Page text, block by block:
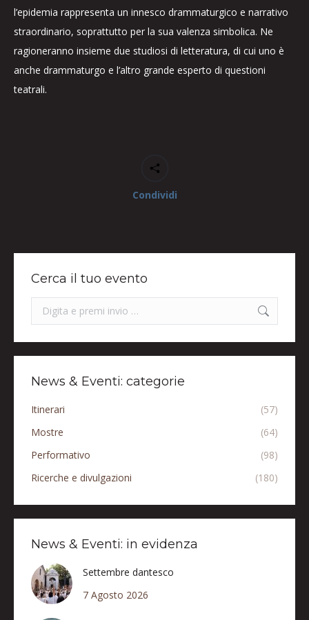
l’epidemia rappresenta un innesco drammaturgico e narrativo
straordinario, soprattutto per la sua valenza simbolica. Ne
ragioneranno insieme due studiosi di letteratura, di cui uno è
anche drammaturgo e l’altro grande esperto di questioni
teatrali.
Condividi
Cerca il tuo evento
Search:
News & Eventi: categorie
Itinerari
(57)
Mostre
(64)
Performativo
(98)
Ricerche e divulgazioni
(180)
News & Eventi: in evidenza
Settembre dantesco
7 Agosto 2026